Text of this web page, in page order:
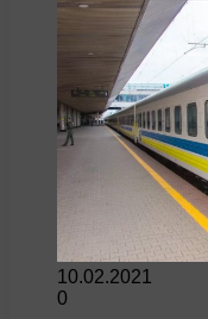
10.02.2021
0